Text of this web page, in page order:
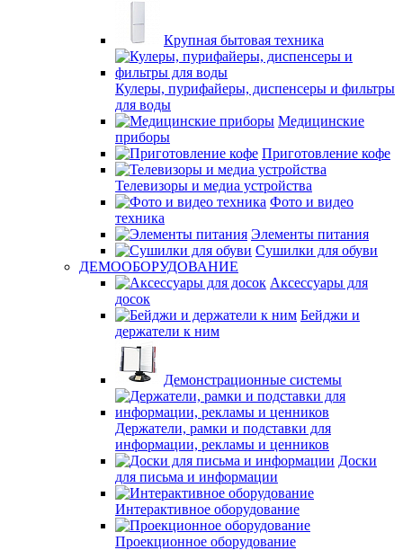
Крупная бытовая техника
Кулеры, пурифайеры, диспенсеры и фильтры
для воды
Медицинские
приборы
Приготовление кофе
Телевизоры и медиа устройства
Фото и видео
техника
Элементы питания
Сушилки для обуви
ДЕМООБОРУДОВАНИЕ
Аксессуары для
досок
Бейджи и
держатели к ним
Демонстрационные системы
Держатели, рамки и подставки для
информации, рекламы и ценников
Доски
для письма и информации
Интерактивное оборудование
Проекционное оборудование